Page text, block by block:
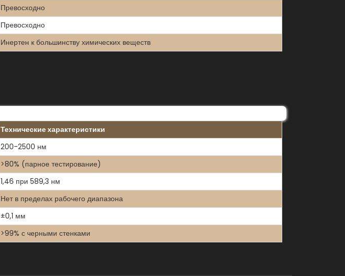
Превосходно
Превосходно
Инертен к большинству химических веществ
Технические характеристики
200-2500 нм
>80% (парное тестирование)
1,46 при 589,3 нм
Нет в пределах рабочего диапазона
±0,1 мм
>99% с черными стенками